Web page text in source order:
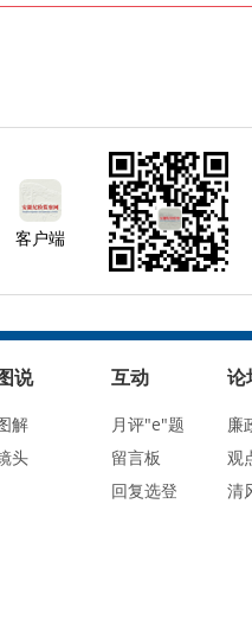
客户端
说
解
头
互动
月评"e"题
留言板
回复选登
论
廉
观
清